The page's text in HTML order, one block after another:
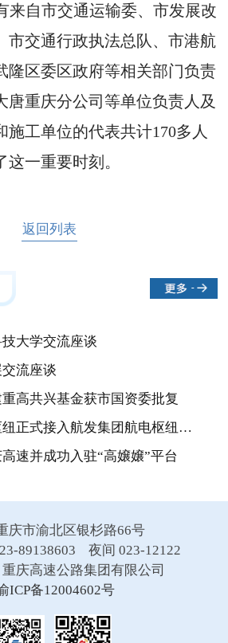
来自市交通运输委、市发展改
市交通行政执法总队、市港航
隆区委区政府等相关部门负责
唐重庆分公司等单位负责人及
施工单位的代表共计170多人
一重要时刻。
返回列表
大学交流座谈
流座谈
高共兴基金获市国资委批复
嘉陵江涪江两大枢纽正式接入航发集团航电枢纽集控中心
速并成功入驻“高嬢嬢”平台
庆市渝北区银杉路66号
89138603 夜间 023-12122
庆高速公路集团有限公司
ICP备12004602号